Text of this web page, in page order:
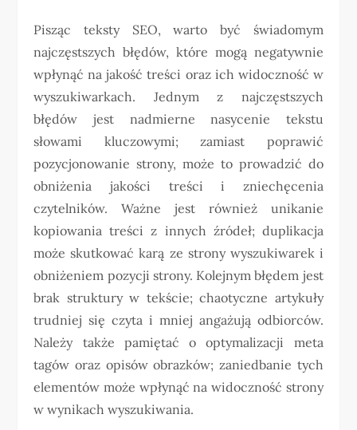
Pisząc teksty SEO, warto być świadomym
najczęstszych błędów, które mogą negatywnie
wpłynąć na jakość treści oraz ich widoczność w
wyszukiwarkach. Jednym z najczęstszych
błędów jest nadmierne nasycenie tekstu
słowami kluczowymi; zamiast poprawić
pozycjonowanie strony, może to prowadzić do
obniżenia jakości treści i zniechęcenia
czytelników. Ważne jest również unikanie
kopiowania treści z innych źródeł; duplikacja
może skutkować karą ze strony wyszukiwarek i
obniżeniem pozycji strony. Kolejnym błędem jest
brak struktury w tekście; chaotyczne artykuły
trudniej się czyta i mniej angażują odbiorców.
Należy także pamiętać o optymalizacji meta
tagów oraz opisów obrazków; zaniedbanie tych
elementów może wpłynąć na widoczność strony
w wynikach wyszukiwania.